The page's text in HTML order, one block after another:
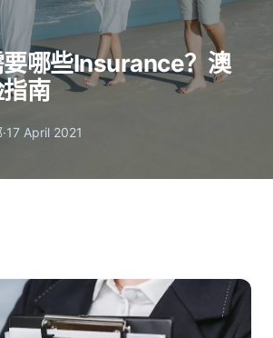
哪些Insurance？澳
南
·17 April 2021